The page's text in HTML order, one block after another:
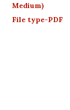
Medium)
File type-PDF